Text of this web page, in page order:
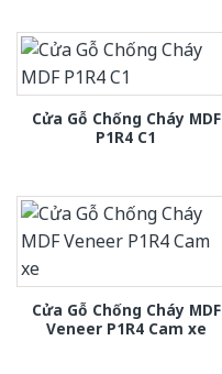
Cửa Gỗ Chống Cháy MDF
P1R4 C1
Cửa Gỗ Chống Cháy MDF
Veneer P1R4 Cam xe